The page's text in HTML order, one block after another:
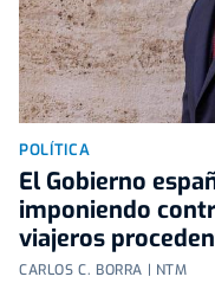
POLÍTICA
El Gobierno
imponiendo
viajeros
CARLOS C. BORRA | NTM